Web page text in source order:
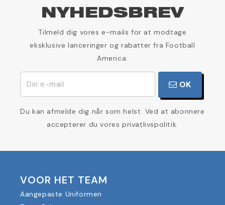
NYHEDSBREV
Tilmeld dig vores e-mails for at modtage
eksklusive lanceringer og rabatter fra Football
America.
OK
Du kan afmelde dig når som helst. Ved at abonnere
accepterer du vores privatlivspolitik.
VOOR HET TEAM
Aangepaste Uniformen